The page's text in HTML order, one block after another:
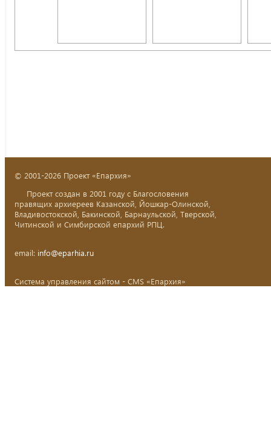
© 2001-2026 Проект «Епархия»
Проект создан в 2001 году с Благословения
правящих архиереев Казанской, Йошкар-Олинской,
Владивостокской, Бакинской, Барнаульской, Тверской,
Читинской и Симбирской епархий РПЦ.
email: info@eparhia.ru
Система управления сайтом - CMS «Епархия»